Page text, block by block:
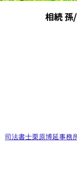
相続 孫
司法書士栗原博延事務